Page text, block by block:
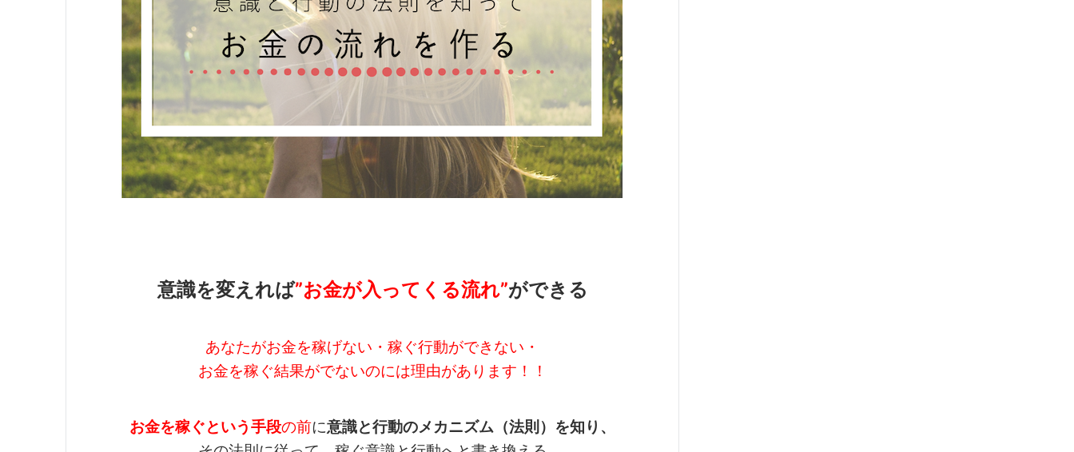
意識を変えれば”お金が入ってくる流れ”ができる
あなたがお金を稼げない・稼ぐ行動ができない・
お金を稼ぐ結果がでないのには理由があります！！
お金を稼ぐという手段の前に意識と行動のメカニズム（法則） を知り、